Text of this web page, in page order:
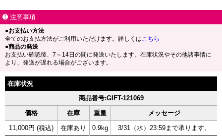
注意事項
●お支払い方法
全てのお支払方法がご利用いただけます。詳しくはこちら
●商品の発送
お支払い確認後、7～14日の間に発送いたします。在庫状況やその他諸事情に
より、発送が遅れる場合がございます。
在庫状況
商品番号:GIFT-121069
価格
在庫 重量
メッセージ
11,000円 (税込)
在庫あり 0.9kg 3/31（水）23:59まで承ります。